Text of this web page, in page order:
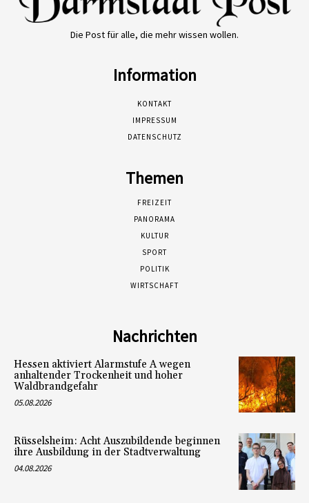
Die Post für alle, die mehr wissen wollen.
Information
KONTAKT
IMPRESSUM
DATENSCHUTZ
Themen
FREIZEIT
PANORAMA
KULTUR
SPORT
POLITIK
WIRTSCHAFT
Nachrichten
Hessen aktiviert Alarmstufe A wegen
anhaltender Trockenheit und hoher
Waldbrandgefahr
05.08.2026
Rüsselsheim: Acht Auszubildende beginnen
ihre Ausbildung in der Stadtverwaltung
04.08.2026